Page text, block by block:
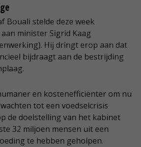
Bouali stelde deze week
minister Sigrid Kaag
Hij dringt erop aan dat
bijdraagt aan de bestrijding
en kostenefficiënter om nu
tot een voedselcrisis
de doelstelling van het kabinet
32 miljoen mensen uit een
te hebben geholpen.